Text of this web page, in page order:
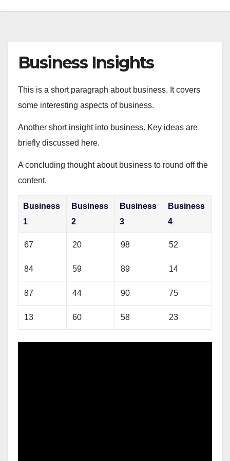
Business Insights
This is a short paragraph about business. It covers
some interesting aspects of business.
Another short insight into business. Key ideas are
briefly discussed here.
A concluding thought about business to round off the
content.
Business
1
Business
2
Business
3
Business
4
67 20 98 52
84 59 89 14
87 44 90 75
13 60 58 23